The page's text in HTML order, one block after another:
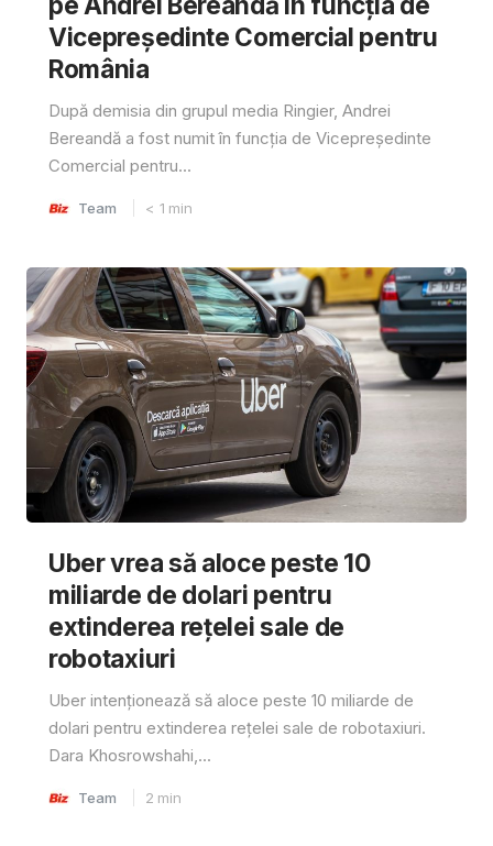
Vicepreședinte Comercial pentru
România
După demisia din grupul media Ringier, Andrei
Bereandă a fost numit în funcția de Vicepreședinte
Comercial pentru...
Team < 1 min
Uber vrea să aloce peste 10
miliarde de dolari pentru
extinderea rețelei sale de
robotaxiuri
Uber intenționează să aloce peste 10 miliarde de
dolari pentru extinderea rețelei sale de robotaxiuri.
Dara Khosrowshahi,...
Team 2 min